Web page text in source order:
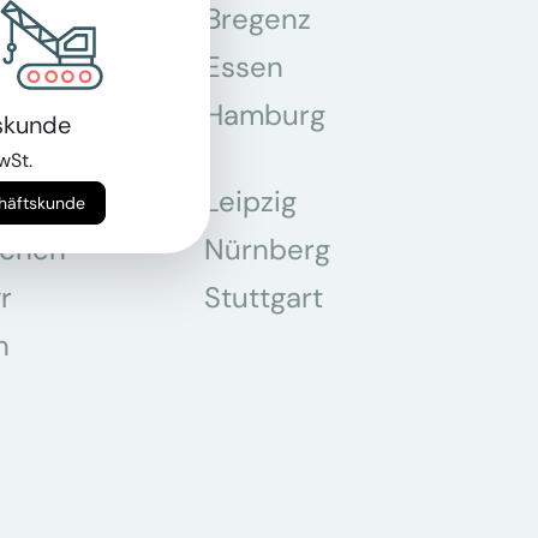
Bregenz
Essen
Hamburg
Leipzig
Nürnberg
Stuttgart